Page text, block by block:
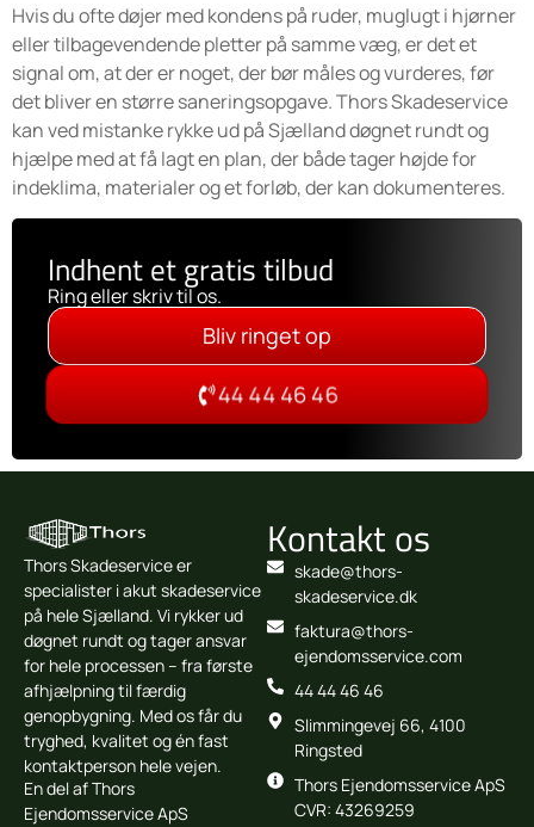
Hvis du ofte døjer med kondens på ruder, muglugt i hjørner
eller tilbagevendende pletter på samme væg, er det et
signal om, at der er noget, der bør måles og vurderes, før
det bliver en større saneringsopgave. Thors Skadeservice
kan ved mistanke rykke ud på Sjælland døgnet rundt og
hjælpe med at få lagt en plan, der både tager højde for
indeklima, materialer og et forløb, der kan dokumenteres.
Indhent et gratis tilbud
Ring eller skriv til os.
Bliv ringet op
44 44 46 46
Thors Skadeservice er
specialister i akut skadeservice
på hele Sjælland. Vi rykker ud
døgnet rundt og tager ansvar
for hele processen – fra første
afhjælpning til færdig
genopbygning. Med os får du
tryghed, kvalitet og én fast
kontaktperson hele vejen.
En del af Thors
Ejendomsservice ApS
Kontakt os
skade@thors-
skadeservice.dk
faktura@thors-
ejendomsservice.com
44 44 46 46
Slimmingevej 66, 4100
Ringsted
Thors Ejendomsservice ApS
CVR: 43269259